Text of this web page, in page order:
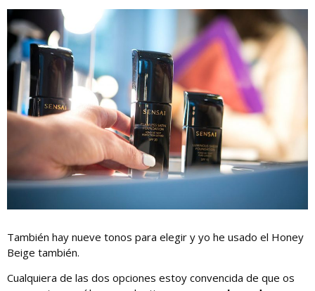
También hay nueve tonos para elegir y yo he usado el Honey
Beige también.
Cualquiera de las dos opciones estoy convencida de que os